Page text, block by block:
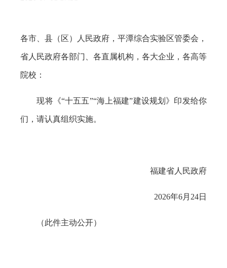
各市、县（区）人民政府，平潭综合实验区管委会，
省人民政府各部门、各直属机构，各大企业，各高等
院校：
现将《“十五五”“海上福建”建设规划》印发给你
们，请认真组织实施。
福建省人民政府
2026年6月24日
（此件主动公开）